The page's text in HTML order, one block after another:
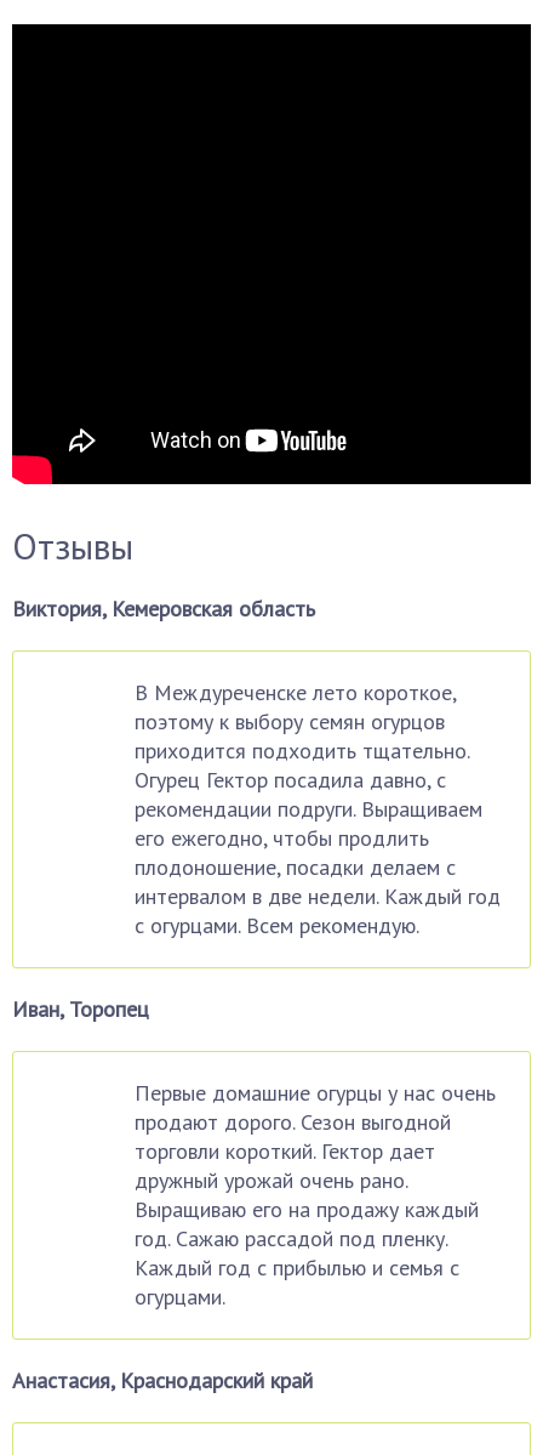
Отзывы
Виктория, Кемеровская область
В Междуреченске лето короткое,
поэтому к выбору семян огурцов
приходится подходить тщательно.
Огурец Гектор посадила давно, с
рекомендации подруги. Выращиваем
его ежегодно, чтобы продлить
плодоношение, посадки делаем с
интервалом в две недели. Каждый год
с огурцами. Всем рекомендую.
Иван, Торопец
Первые домашние огурцы у нас очень
продают дорого. Сезон выгодной
торговли короткий. Гектор дает
дружный урожай очень рано.
Выращиваю его на продажу каждый
год. Сажаю рассадой под пленку.
Каждый год с прибылью и семья с
огурцами.
Анастасия, Краснодарский край